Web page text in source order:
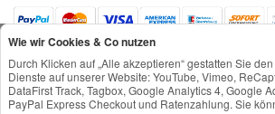
Wie wir Cookies & Co nutzen
Durch Klicken auf „Alle akzeptieren“ gestatten Sie
Dienste auf unserer Website: YouTube, Vimeo,
DataFirst Track, Tagbox, Google Analytics 4, Google
PayPal Express Checkout und Ratenzahlung. Sie